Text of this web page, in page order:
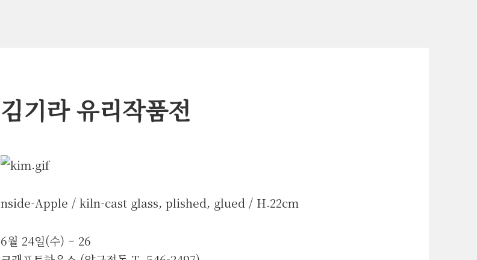
김기라 유리작품전
nside-Apple / kiln-cast glass, plished, glued / H.22cm
6월 24일(수) – 26